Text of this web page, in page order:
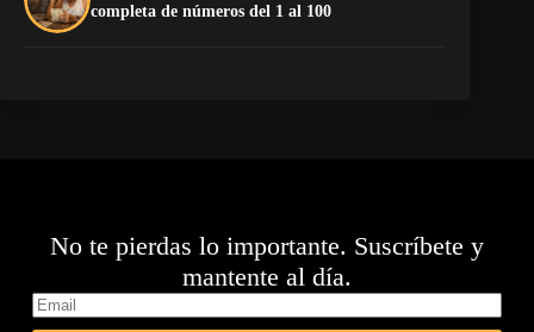
completa de números del 1 al 100
No te pierdas lo importante. Suscríbete y
mantente al día.